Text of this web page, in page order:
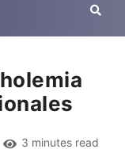
3 minutes read